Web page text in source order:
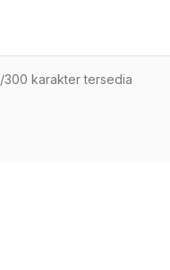
/300 karakter tersedia